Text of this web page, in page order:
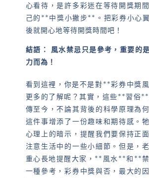
心看待，是許多彩迷在等待開獎期
己的**中獎小撇步**。把彩券小心
後就開心地等待開獎時間吧！
結語： 風水禁忌只是參考，重要的
力而為！
看到這裡，你是不是對**彩券中獎
更多的了解呢？其實，這些**習俗
傳至今，不論其背後的科學原理為
這件事增添了一份趣味和期待感。
心理上的暗示，提醒我們要保持正
注意生活中的一些小細節。但是，
重心長地提醒大家，**風水**和**
一種參考，彩券中獎與否，最大的